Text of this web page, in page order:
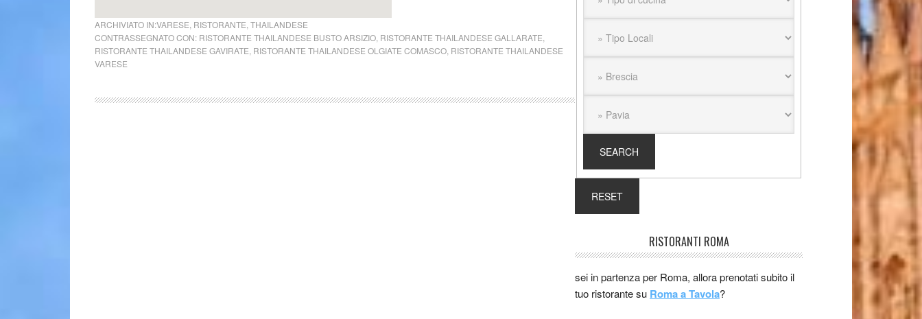
ARCHIVIATO IN:VARESE RISTORANTE THAILANDESE
CONTRASSEGNATO CON: RISTORANTE THAILANDESE BUSTO ARSIZIO RISTORANTE THAILANDESE GALLARATE
RISTORANTE THAILANDESE GAVIRATE RISTORANTE THAILANDESE OLGIATE COMASCO RISTORANTE THAILANDESE
VARESE
RISTORANTI ROMA
sei in partenza per Roma, allora prenotati subito il
tuo ristorante su Roma a Tavola?